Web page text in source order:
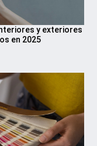
y exteriores
en 2025